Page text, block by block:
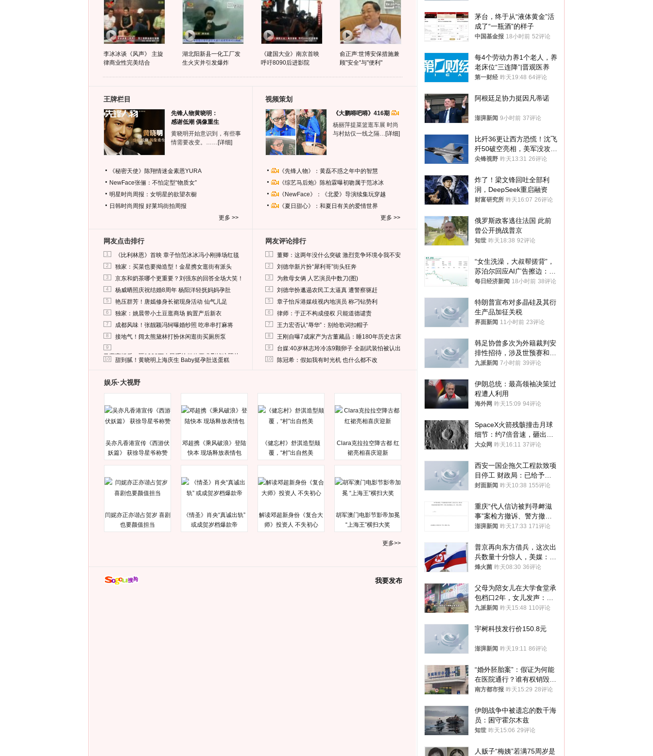
李冰冰谈《风声》 主旋
律商业性完美结合
湖北阳新县一化工厂发
生火灾并引发爆炸
《建国大业》南京首映
呼吁8090后进影院
俞正声:世博安保措施兼
顾"安全"与"便利"
王牌栏目
先锋人物黄晓明：
感谢低潮 偶像重生
黄晓明开始意识到，有些事
情需要改变。…… [详细]
《秘密天使》陈翔情迷金素恩YURA
NewFace张俪：不怕定型“物质女”
明星时尚周报：女明星的欲望衣橱
日韩时尚周报 好莱坞街拍周报
更多 >>
视频策划
《大鹏嘚吧嘚》416期
杨丽萍提菜篮逛车展 时尚
与村姑仅一线之隔… [详细]
《先锋人物》：黄磊不惑之年中的智慧
《综艺马后炮》陈柏霖曝初吻属于范冰冰
《NewFace》：《北爱》导演续集玩穿越
《夏日甜心》：和夏日有关的爱情世界
更多 >>
网友点击排行
1 《比利林恩》首映 章子怡范冰冰冯小刚捧场红毯
2 独家：买菜也要拗造型！金星携女逛街有派头
3 京东和奶茶哪个更重要？刘强东的回答全场大笑！
4 杨威晒照庆祝结婚8周年 杨阳洋轻抚妈妈孕肚
5 艳压群芳！唐嫣修身长裙现身活动 仙气儿足
6 独家：姚晨带小土豆逛商场 购置产后新衣
7 成都风味！张靓颖冯轲曝婚纱照 吃串串打麻将
8 接地气！阔太熊黛林打扮休闲逛街买厕所泵
9
马蓉离婚后，砸1000万人民币给媒体要求删掉这照片
10 甜到腻！黄晓明上海庆生 Baby挺孕肚送蛋糕
网友评论排行
1 董卿：这两年没什么突破 激烈竞争环境令我不安
2 刘德华新片扮“犀利哥”街头狂奔
3 为救母女俩 人艺演员中数刀(图)
4 刘德华扮邋遢农民工太逼真 遭警察驱赶
5 章子怡斥港媒歧视内地演员 称刁钻势利
6 律师：于正不构成侵权 只能道德谴责
7 王力宏否认“辱华”：别给歌词扣帽子
8 王刚自曝7成家产为古董藏品：睡180年历史古床
9 台媒:40岁林志玲冷冻9颗卵子 全副武装怕被认出
10 陈冠希：假如我有时光机 也什么都不改
娱乐·大视野
吴亦凡香港宣传《西游伏
妖篇》 获徐导星爷称赞
邓超携《乘风破浪》登陆
快本 现场释放表情包
《健忘村》舒淇造型颠
覆，“村”出自然美
Clara克拉拉空降古都 红
裙亮相喜庆迎新
闫妮亦正亦谐占贺岁 喜剧
也要颜值担当
《情圣》肖央“真诚出轨”
或成贺岁档爆款帝
解读邓超新身份《复合大
师》投资人 不失初心
胡军澳门电影节影帝加冕
“上海王”横扫大奖
更多>>
我要发布
茅台，终于从“液体黄金”活
成了“一瓶酒”的样子
中国基金报 18小时前 52评论
每4个劳动力养1个老人，养
老床位“三连降”|晋观医养
第一财经 昨天19:48 64评论
阿根廷足协力挺因凡蒂诺
澎湃新闻 9小时前 37评论
比歼36更让西方恐慌！沈飞
歼50破空亮相，美军没攻克
的技术被拿下
尖锋视野 昨天13:31 26评论
炸了！梁文锋回吐全部利
润，DeepSeek重启融资
财富研究所 昨天16:07 26评论
俄罗斯政客逃往法国 此前
曾公开挑战普京
知世 昨天18:38 92评论
“女生洗澡，大叔帮搓背”，
苏泊尔回应AI广告擦边：视
频全下架，已强化内容管理
每日经济新闻 18小时前 38评论
特朗普宣布对多晶硅及其衍
生产品加征关税
界面新闻 11小时前 23评论
韩足协曾多次为外籍裁判安
排性招待，涉及世预赛和奥
预赛，韩足协回应
九派新闻 7小时前 39评论
伊朗总统：最高领袖决策过
程遭人利用
海外网 昨天15:09 94评论
SpaceX火箭残骸撞击月球
细节：约7倍音速，砸出直
径约30米撞击坑
大众网 昨天16:11 37评论
西安一国企拖欠工程款致项
目停工 财政局：已给予处
分，正督促整改
封面新闻 昨天10:38 155评论
重庆“代人信访被判寻衅滋
事”案检方撤诉、警方撤
案，两被告人获国赔
澎湃新闻 昨天17:33 171评论
普京再向东方借兵，这次出
兵数量十分惊人，美媒：俄
朝要动真格？
烽火菌 昨天08:30 36评论
父母为陪女儿在大学食堂承
包档口2年，女儿发声：初
衷是为了陪伴，毕业后将不
九派新闻 昨天15:48 110评论
宇树科技发行价150.8元
澎湃新闻 昨天19:11 86评论
“婚外胚胎案”：假证为何能
在医院通行？谁有权销毁胚
胎？
南方都市报 昨天15:29 28评论
伊朗战争中被遗忘的数千海
员：困守霍尔木兹
知世 昨天15:06 29评论
人贩子“梅姨”若满75周岁是